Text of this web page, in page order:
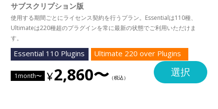
サブスクリプション版
使用する期間ごとにライセンス契約を行うプラン。Essentialは110種、
Ultimateは220種超のプラグインを常に最新の状態でご利用いただけま
す。
Essential 110 Plugins Ultimate 220 over Plugins
1month〜 2,860〜 選択